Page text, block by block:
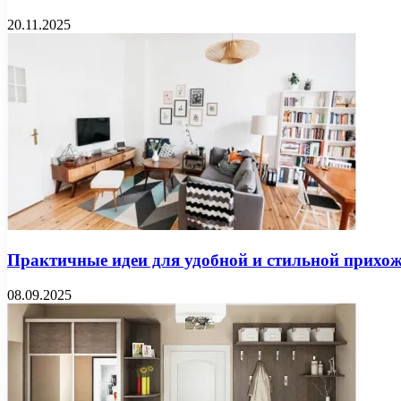
20.11.2025
Практичные идеи для удобной и стильной
08.09.2025